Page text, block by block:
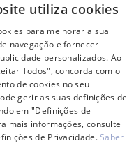
utiliza cookies
para melhorar a sua
navegação e fornecer
personalizados. Ao
Todos", concorda com o
de cookies no seu
gerir as suas definições de
em "Definições de
mais informações, consulte
de Privacidade.Saber